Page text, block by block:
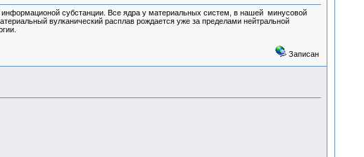
субстанции. Все ядра у материальных систем, в нашей минусовой
вулканический расплав рождается уже за пределами нейтральной
Записан